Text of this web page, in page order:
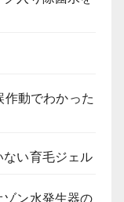
作動でわかった
い育毛ジェル
ン水発生器の